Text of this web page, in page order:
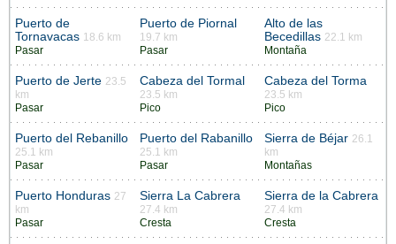
Puerto de
Tornavacas 18.6 km
Pasar
Puerto de Piornal
19.7 km
Pasar
Alto de las
Becedillas 22.1 km
Montaña
Puerto de Jerte 23.5
km
Pasar
Cabeza del Tormal
23.5 km
Pico
Cabeza del Torma
23.5 km
Pico
Puerto del Rebanillo
25.1 km
Pasar
Puerto del Rabanillo
25.1 km
Pasar
Sierra de Béjar 26.1
km
Montañas
Puerto Honduras 27
km
Pasar
Sierra La Cabrera
27.4 km
Cresta
Sierra de la Cabrera
27.4 km
Cresta